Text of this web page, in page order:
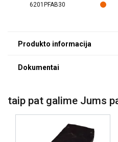
6201PFAB30
Powertex-Pallet-Fork-
Powertex-Pallet-Fork-
taip pat galime Jums